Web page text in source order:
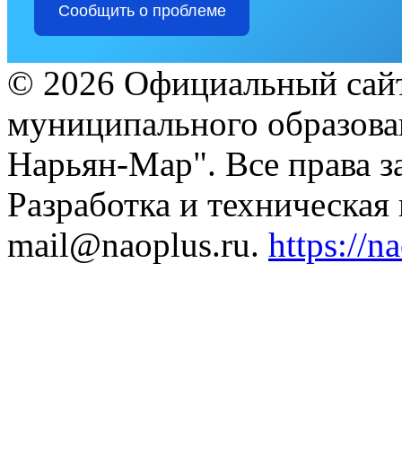
Сообщить о проблеме
© 2026 Официальный
муниципального
Нарьян-Мар". Все права
Разработка и
mail@naoplus.ru. https://